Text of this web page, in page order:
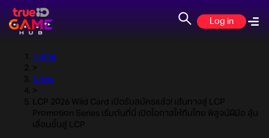
Log in
Home
>
News
>
LCP 2026 Wild Card เปิดรับสมัครแล้ว! เส้นทางสู่ LCP
Promotion Series เริ่มต้นที่นี่ เปิดโอกาสให้ทีมไทย พิสูจน์ฝีมือ ลุ้น
เลื่อนชั้นสู่ LCP